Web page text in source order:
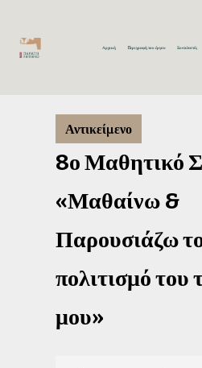
Αρχική Περιγραφή του έργου Συντελεστές
8ο Μαθητικό
«Μαθαίνω &
Παρουσιάζω
πολιτισμό του
μου»
Αντικείμενο